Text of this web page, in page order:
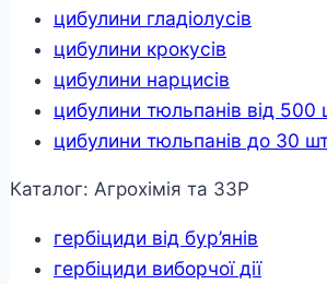
цибулини гладіолусів
цибулини крокусів
цибулини нарцисів
цибулини тюльпанів від 500
цибулини тюльпанів до 30
Каталог: Агрохімія та ЗЗР
гербіциди від бур’янів
гербіциди виборчої дії